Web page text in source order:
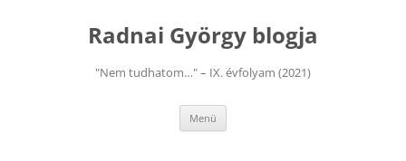
Radnai György blogja
"Nem tudhatom…" – IX. évfolyam (2021)
Menü